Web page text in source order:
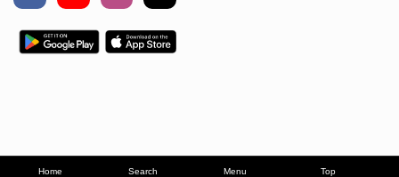
Home Search Menu Top